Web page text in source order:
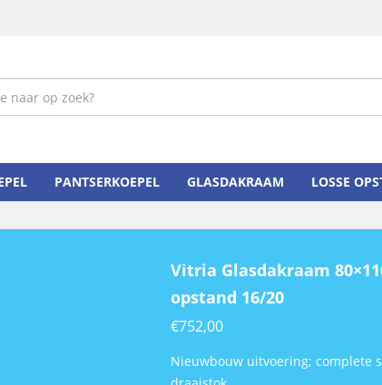
PANTSERKOEPEL GLASDAKRAAM LOSSE
Vitria Glasdakraam
opstand 16/20
€752,00
Nieuwbouw uitvoering; complete